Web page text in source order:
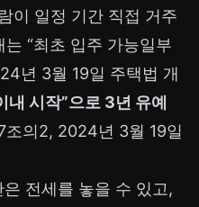
이 일정 기간 직접 거주
“최초 입주 가능일부
년 3월 19일 주택법 개
내 시작”으로 3년 유예
조의2, 2024년 3월 19일
전세를 놓을 수 있고,